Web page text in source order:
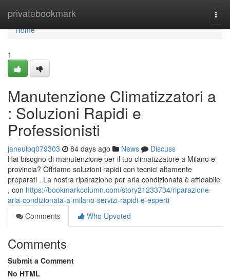
privatebookmark
Home
Home
1
Manutenzione Climatizzatori a
: Soluzioni Rapidi e
Professionisti
janeuipq079303 84 days ago News
Discuss
Hai bisogno di manutenzione per il tuo climatizzatore a Milano e
provincia? Offriamo soluzioni rapidi con tecnici altamente
preparati . La nostra riparazione per aria condizionata è affidabile
, con https://bookmarkcolumn.com/story21233734/riparazione-
aria-condizionata-a-milano-servizi-rapidi-e-esperti
Comments
Who Upvoted
Comments
Submit a Comment
No HTML